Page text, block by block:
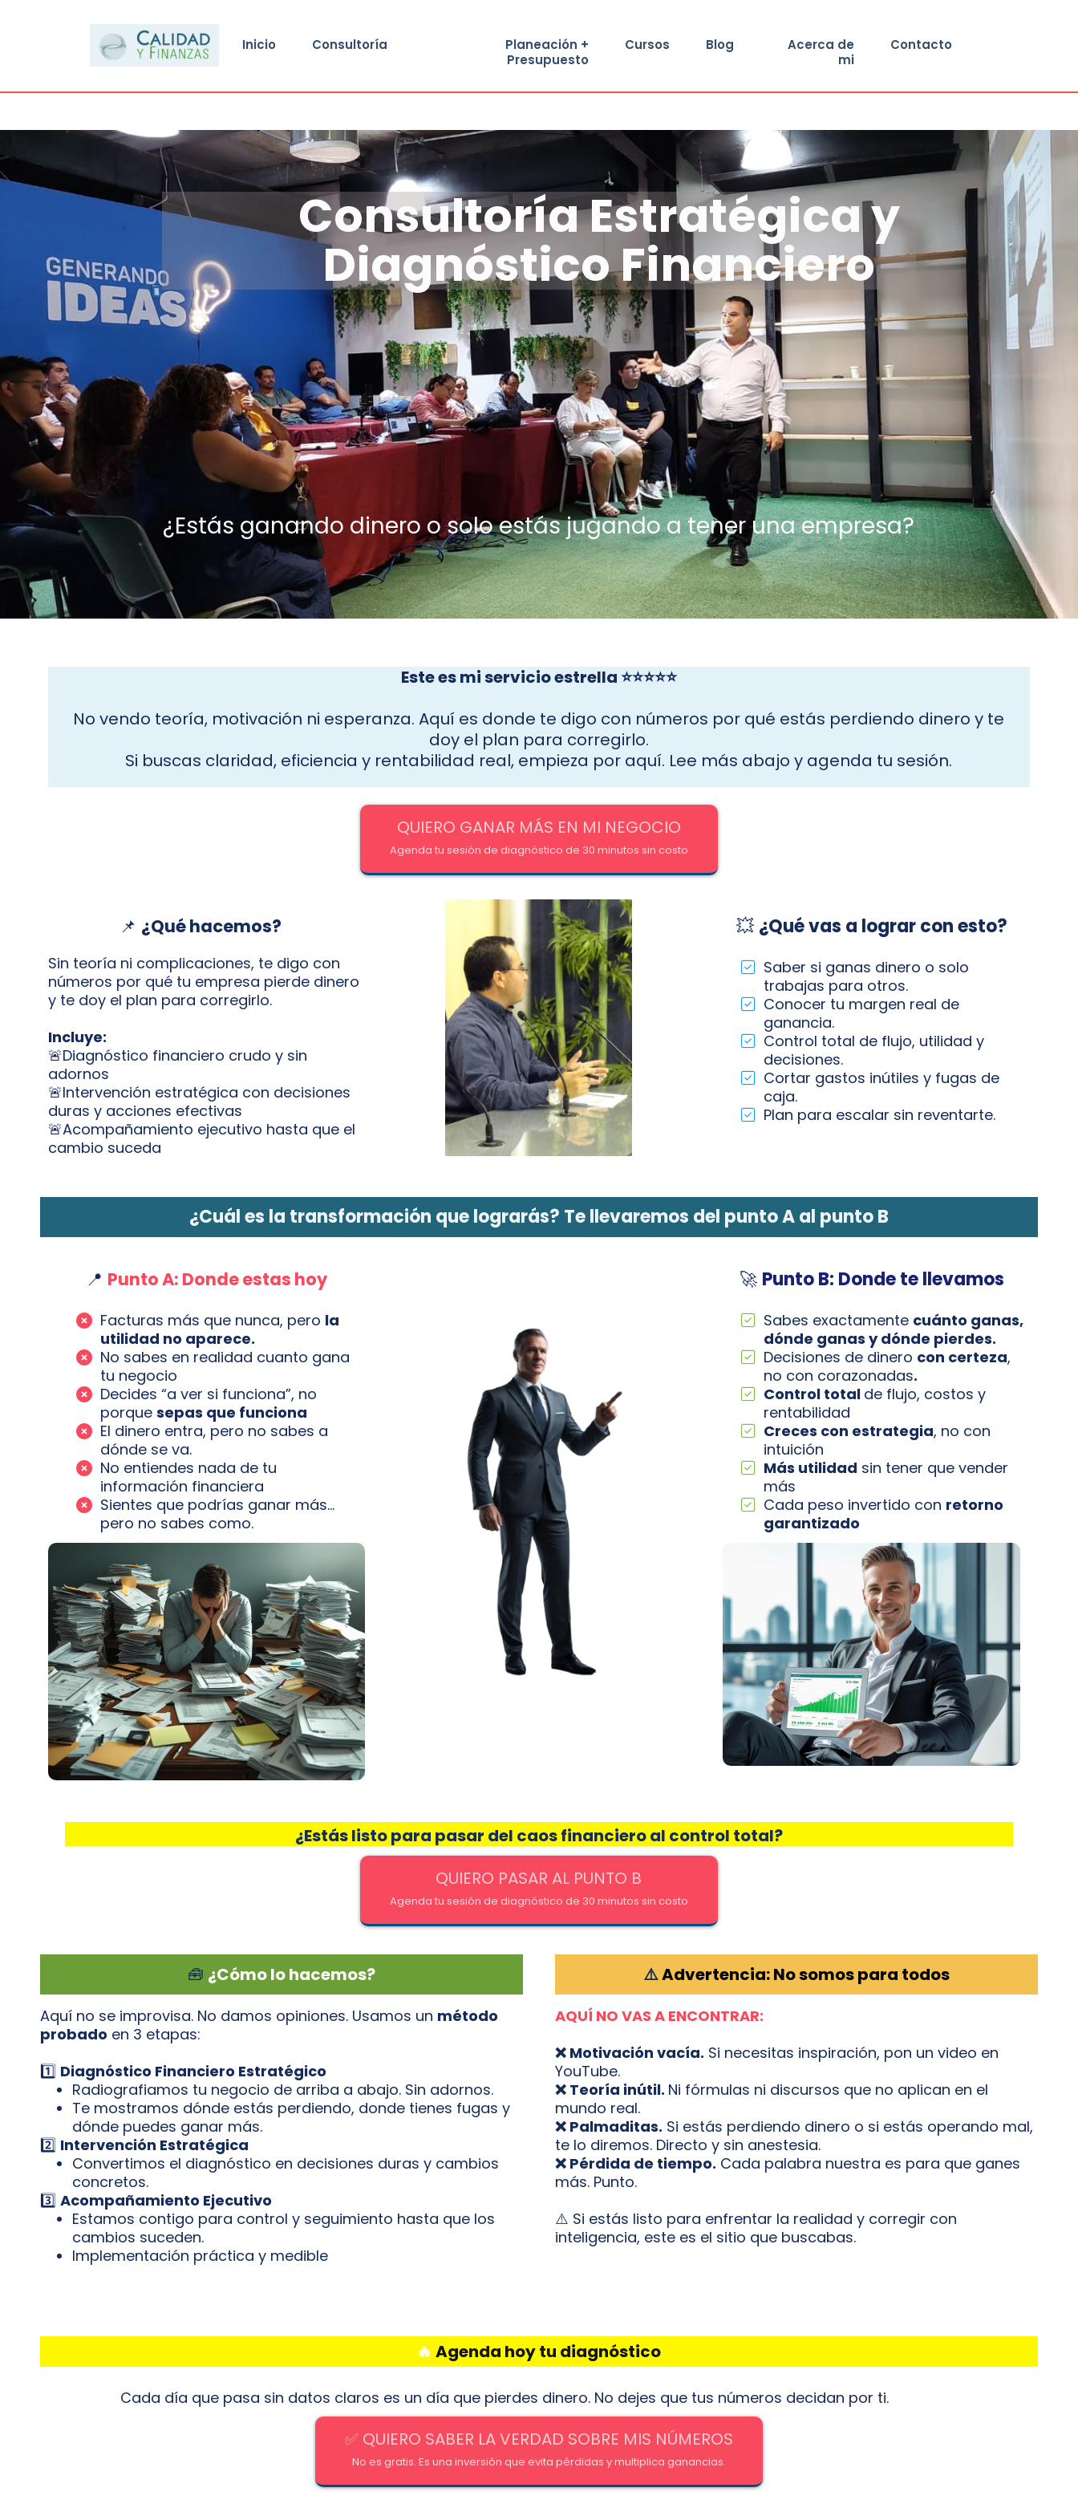
Inicio Consultoría
Planeación +
Presupuesto
Cursos Blog
Acerca de
mi
Contacto
Consultoría Estratégica y
Diagnóstico Financiero
¿Estás ganando dinero o solo estás jugando a tener una empresa?
Este es mi servicio estrella ⭐⭐⭐⭐⭐
No vendo teoría, motivación ni esperanza. Aquí es donde te digo con números por qué estás perdiendo dinero y te
doy el plan para corregirlo.
Si buscas claridad, eficiencia y rentabilidad real, empieza por aquí. Lee más abajo y agenda tu sesión.
QUIERO GANAR MÁS EN MI NEGOCIO
Agenda tu sesión de diagnóstico de 30 minutos sin costo
📌 ¿Qué hacemos?
Sin teoría ni complicaciones, te digo con
números por qué tu empresa pierde dinero
y te doy el plan para corregirlo.
Incluye:
🚨Diagnóstico financiero crudo y sin
adornos
🚨Intervención estratégica con decisiones
duras y acciones efectivas
🚨Acompañamiento ejecutivo hasta que el
cambio suceda
💥 ¿Qué vas a lograr con esto?
Saber si ganas dinero o solo
trabajas para otros.
Conocer tu margen real de
ganancia.
Control total de flujo, utilidad y
decisiones.
Cortar gastos inútiles y fugas de
caja.
Plan para escalar sin reventarte.
¿Cuál es la transformación que lograrás? Te llevaremos del punto A al punto B
📍 Punto A: Donde estas hoy
Facturas más que nunca, pero la
utilidad no aparece.
No sabes en realidad cuanto gana
tu negocio
Decides “a ver si funciona”, no
porque sepas que funciona
El dinero entra, pero no sabes a
dónde se va.
No entiendes nada de tu
información financiera
Sientes que podrías ganar más…
pero no sabes como.
🚀 Punto B: Donde te llevamos
Sabes exactamente cuánto ganas,
dónde ganas y dónde pierdes.
Decisiones de dinero con certeza,
no con corazonadas.
Control total de flujo, costos y
rentabilidad
Creces con estrategia, no con
intuición
Más utilidad sin tener que vender
más
Cada peso invertido con retorno
garantizado
¿Estás listo para pasar del caos financiero al control total?
QUIERO PASAR AL PUNTO B
Agenda tu sesión de diagnóstico de 30 minutos sin costo
🧰 ¿Cómo lo hacemos?
Aquí no se improvisa. No damos opiniones. Usamos un método
probado en 3 etapas:
1️⃣ Diagnóstico Financiero Estratégico
Radiografiamos tu negocio de arriba a abajo. Sin adornos.
Te mostramos dónde estás perdiendo, donde tienes fugas y
dónde puedes ganar más.
2️⃣ Intervención Estratégica
Convertimos el diagnóstico en decisiones duras y cambios
concretos.
3️⃣ Acompañamiento Ejecutivo
Estamos contigo para control y seguimiento hasta que los
cambios suceden.
Implementación práctica y medible
⚠️Advertencia: No somos para todos
AQUÍ NO VAS A ENCONTRAR:
❌ Motivación vacía. Si necesitas inspiración, pon un video en
YouTube.
❌ Teoría inútil. Ni fórmulas ni discursos que no aplican en el
mundo real.
❌ Palmaditas. Si estás perdiendo dinero o si estás operando mal,
te lo diremos. Directo y sin anestesia.
❌ Pérdida de tiempo. Cada palabra nuestra es para que ganes
más. Punto.
⚠️ Si estás listo para enfrentar la realidad y corregir con
inteligencia, este es el sitio que buscabas.
🔥Agenda hoy tu diagnóstico
Cada día que pasa sin datos claros es un día que pierdes dinero. No dejes que tus números decidan por ti.
✅ QUIERO SABER LA VERDAD SOBRE MIS NÚMEROS
No es gratis. Es una inversión que evita pérdidas y multiplica ganancias.